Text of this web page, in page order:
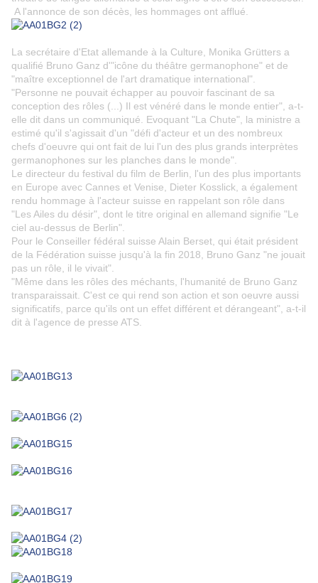
A l'annonce de son décès, les hommages ont afflué.
La secrétaire d'Etat allemande à la Culture, Monika Grütters a
qualifié Bruno Ganz d'"icône du théâtre germanophone" et de
"maître exceptionnel de l'art dramatique international".
"Personne ne pouvait échapper au pouvoir fascinant de sa
conception des rôles (...) Il est vénéré dans le monde entier", a-t-
elle dit dans un communiqué. Evoquant "La Chute", la ministre a
estimé qu'il s'agissait d'un "défi d'acteur et un des nombreux
chefs d'oeuvre qui ont fait de lui l'un des plus grands interprètes
germanophones sur les planches dans le monde".
Le directeur du festival du film de Berlin, l'un des plus importants
en Europe avec Cannes et Venise, Dieter Kosslick, a également
rendu hommage à l'acteur suisse en rappelant son rôle dans
"Les Ailes du désir", dont le titre original en allemand signifie "Le
ciel au-dessus de Berlin".
Pour le Conseiller fédéral suisse Alain Berset, qui était président
de la Fédération suisse jusqu'à la fin 2018, Bruno Ganz "ne jouait
pas un rôle, il le vivait".
"Même dans les rôles des méchants, l'humanité de Bruno Ganz
transparaissait. C'est ce qui rend son action et son oeuvre aussi
significatifs, parce qu'ils ont un effet différent et dérangeant", a-t-il
dit à l'agence de presse ATS.